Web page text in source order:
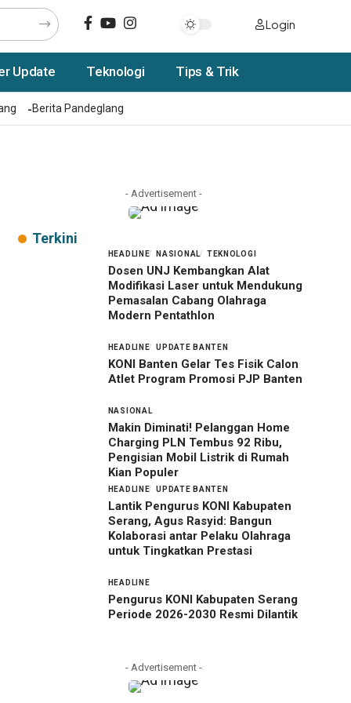
Login
Update Teknologi Tips & Trik
Berita Pandeglang
- Advertisement -
Terkini
HEADLINE NASIONAL TEKNOLOGI
Dosen UNJ Kembangkan Alat
Modifikasi Laser untuk Mendukung
Pemasalan Cabang Olahraga
Modern Pentathlon
HEADLINE UPDATE BANTEN
KONI Banten Gelar Tes Fisik Calon
Atlet Program Promosi PJP Banten
NASIONAL
Makin Diminati! Pelanggan Home
Charging PLN Tembus 92 Ribu,
Pengisian Mobil Listrik di Rumah
Kian Populer
HEADLINE UPDATE BANTEN
Lantik Pengurus KONI Kabupaten
Serang, Agus Rasyid: Bangun
Kolaborasi antar Pelaku Olahraga
untuk Tingkatkan Prestasi
HEADLINE
Pengurus KONI Kabupaten Serang
Periode 2026-2030 Resmi Dilantik
- Advertisement -